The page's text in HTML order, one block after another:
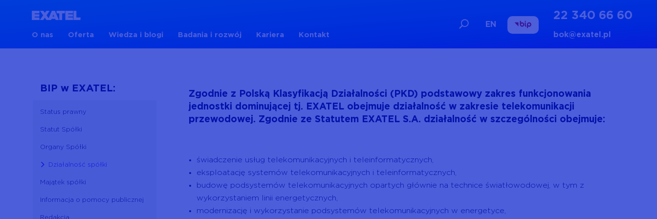
EN
22 340 66 60
bok@exatel.pl
O nas Oferta Wiedza i blogi Badania i rozwój Kariera Kontakt
BIP w EXATEL:
Status prawny
Statut Spółki
Organy Spółki
Działalność spółki
Majątek spółki
Informacja o pomocy publicznej
Zgodnie z Polską Klasyfikacją Działalności (PKD) podstawowy zakres funkcjonowania
jednostki dominującej tj. EXATEL obejmuje działalność w zakresie telekomunikacji
przewodowej. Zgodnie ze Statutem EXATEL S.A. działalność w szczególności obejmuje:
świadczenie usług telekomunikacyjnych i teleinformatycznych,
eksploatację systemów telekomunikacyjnych i teleinformatycznych,
budowę podsystemów telekomunikacyjnych opartych głównie na technice światłowodowej, w tym z
wykorzystaniem linii energetycznych,
modernizację i wykorzystanie podsystemów telekomunikacyjnych w energetyce,